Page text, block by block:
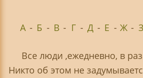
А - Б - В - Г - Д - Е - Ж - З
Все люди ,ежедневно, в
Никто об этом не